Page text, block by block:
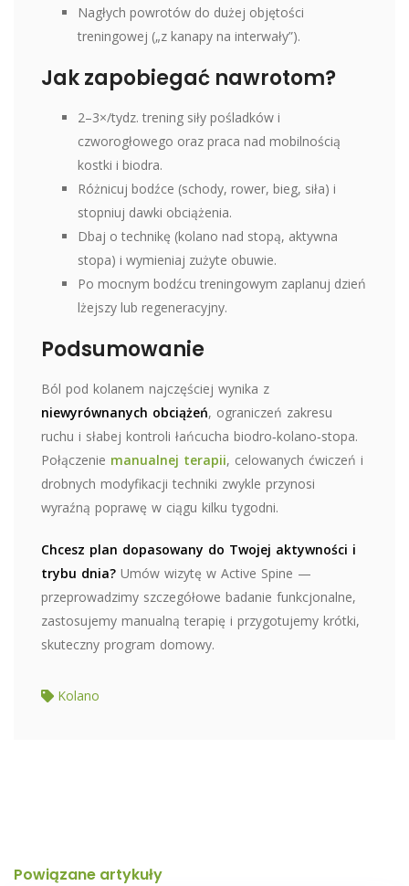
Nagłych powrotów do dużej objętości
treningowej („z kanapy na interwały”).
Jak zapobiegać nawrotom?
2–3×/tydz. trening siły pośladków i
czworogłowego oraz praca nad mobilnością
kostki i biodra.
Różnicuj bodźce (schody, rower, bieg, siła) i
stopniuj dawki obciążenia.
Dbaj o technikę (kolano nad stopą, aktywna
stopa) i wymieniaj zużyte obuwie.
Po mocnym bodźcu treningowym zaplanuj dzień
lżejszy lub regeneracyjny.
Podsumowanie
Ból pod kolanem najczęściej wynika z
niewyrównanych obciążeń, ograniczeń zakresu
ruchu i słabej kontroli łańcucha biodro‑kolano‑stopa.
Połączenie manualnej terapii, celowanych ćwiczeń i
drobnych modyfikacji techniki zwykle przynosi
wyraźną poprawę w ciągu kilku tygodni.
Chcesz plan dopasowany do Twojej aktywności i
trybu dnia? Umów wizytę w Active Spine —
przeprowadzimy szczegółowe badanie funkcjonalne,
zastosujemy manualną terapię i przygotujemy krótki,
skuteczny program domowy.
Kolano
Powiązane artykuły